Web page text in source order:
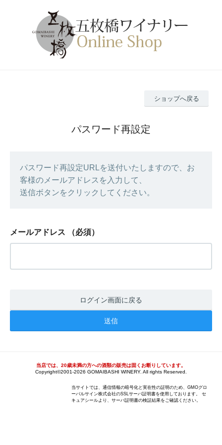
ショップへ戻る
パスワード再設定
パスワード再設定URLを送付いたしますので、お
客様のメールアドレスを入力して、
送信ボタンをクリックしてください。
メールアドレス （必須）
ログイン画面に戻る
当店では、20歳未満の方への酒類の販売は固くお断りしています。
Copyright©2001-2026 GOMAIBASHI WINERY. All rights Reserved.
当サイトでは、通信情報の暗号化と実在性の証明のため、GMOグロ
ーバルサイン株式会社のSSLサーバ証明書を使用しております。 セ
キュアシールより、サーバ証明書の検証結果をご確認ください。